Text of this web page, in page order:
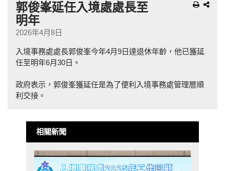
郭俊峯延任入境處處長至
明年
2026年4月8日
入境事務處處長郭俊峯今年4月9日達退休年齡，他已獲延
任至明年6月30日。
政府表示，郭俊峯獲延任是為了便利入境事務處管理層順
利交接。
相關新聞